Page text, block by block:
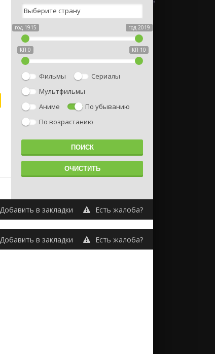
год 1915 год 2019
КП 0 КП 10
Фильмы
Сериалы
Мультфильмы
Аниме
По убыванию
По возрастанию
Добавить в закладки Есть жалоба?
Добавить в закладки Есть жалоба?